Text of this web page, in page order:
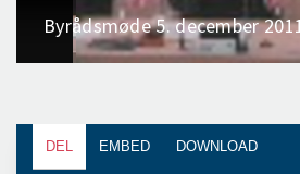
DEL EMBED DOWNLOAD